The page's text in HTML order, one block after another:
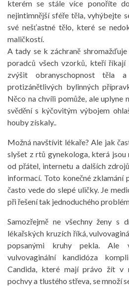
kterém se stále více ponoříte
nejintimnější sféře těla, vyhýbejte
své nešťastné tělo, které se
maličkostí.
A tady se k záchraně
poradců všech vzorků, kteří říkají
zvýšit obranyschopnost těla
protizánětlivých bylinných
Něco na chvíli pomůže, ale uplyne
svědění s kýčovitým výbojem
houby získaly..
Možná navštívit lékaře? Ale jak
slyšet z rtů gynekologa, která jsou
od přátel, internetu a dalších
informací. Toto konečné zklamání
často vede do slepé uličky. Je
při řešení tak jednoduchého
Samozřejmě ne všechny ženy s
lékařských kruzích říká,
popsanými kruhy pekla.
vulvovaginální kandidóza
Candida, které mají právo žít v
pochvy a tlustého střeva, se množí